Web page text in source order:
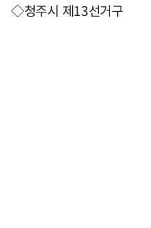
◇청주시 제13선거구